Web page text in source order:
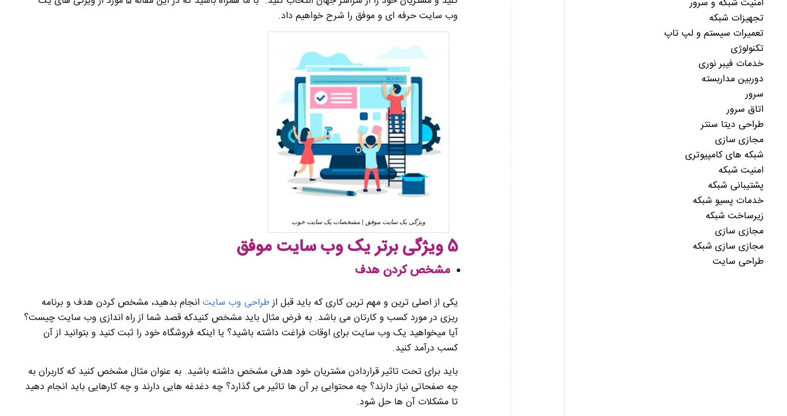
وب سایت حرفه ای و موفق را شرح خواهیم داد.
ویژگی یک سایت موفق | مشخصات یک سایت خوب
5 ویژگی برتر یک وب سایت موفق
مشخص کردن هدف
یکی از اصلی ترین و مهم ترین کاری که باید قبل ازطراحی وب سایت انجام بدهید، مشخص کردن هدف و برنامه
ریزی در مورد کسب و کارتان می باشد. به فرض مثال باید مشخص کنیدکه قصد شما از راه اندازی وب سایت چیست؟
آیا میخواهید یک وب سایت برای اوقات فراغت داشته باشید؟ یا اینکه فروشگاه خود را ثبت کنید و بتوانید از آن
کسب درآمد کنید.
باید برای تحت تاثیر قراردادن مشتریان خود هدفی مشخص داشته باشید. به عنوان مثال مشخص کنید که کاربران به
چه صفحاتی نیاز دارند؟ چه محتوایی بر آن ها تاثیر می گذارد؟ چه دغدغه هایی دارند و چه کارهایی باید انجام دهید
تا مشکلات آن ها حل شود.
امنیت شبکه و سرور
تجهیزات شبکه
تعمیرات سیستم و لپ تاپ
تکنولوژی
خدمات فیبر نوری
دوربین مداربسته
سرور
اتاق سرور
طراحی دیتا سنتر
مجازی سازی
شبکه های کامپیوتری
امنیت شبکه
پشتیبانی شبکه
خدمات پسیو شبکه
زیرساخت شبکه
مجازی سازی
مجازی سازی شبکه
طراحی سایت